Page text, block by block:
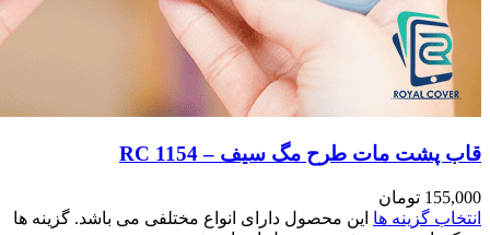
مختلفی می باشد. گزینه ها